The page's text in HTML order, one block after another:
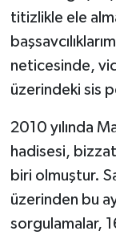
titizlikle ele
neticesinde,
üzerindeki sis
2010 yılında
hadisesi,
biri olmuştur.
üzerinden bu
sorgulamalar,